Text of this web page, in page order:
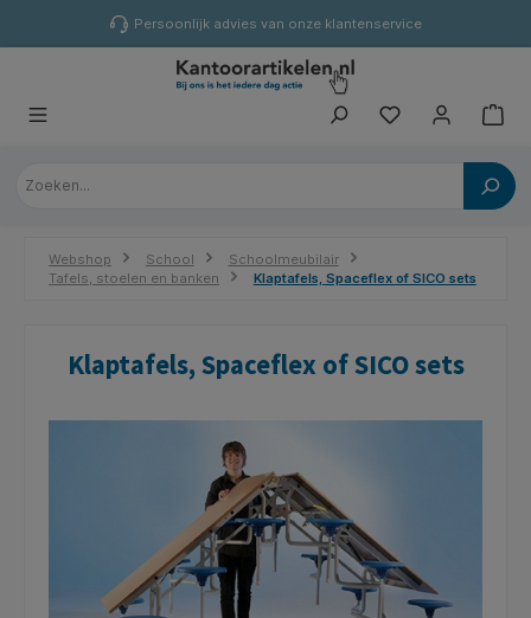
Persoonlijk advies van onze klantenservice
Webshop School
Schoolmeubilair
Tafels, stoelen en banken
Klaptafels, Spaceflex of SICO sets
Klaptafels, Spaceflex of SICO sets